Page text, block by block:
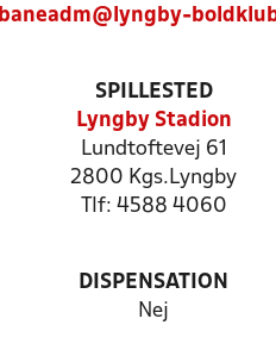
baneadm@lyngby-
SPILLESTED
Lyngby Stadion
Lundtoftevej 61
2800 Kgs.Lyngby
Tlf: 4588 4060
DISPENSATION
Nej